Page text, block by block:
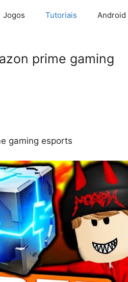
Jogos Tutoriais Android
prime gaming
gaming esports